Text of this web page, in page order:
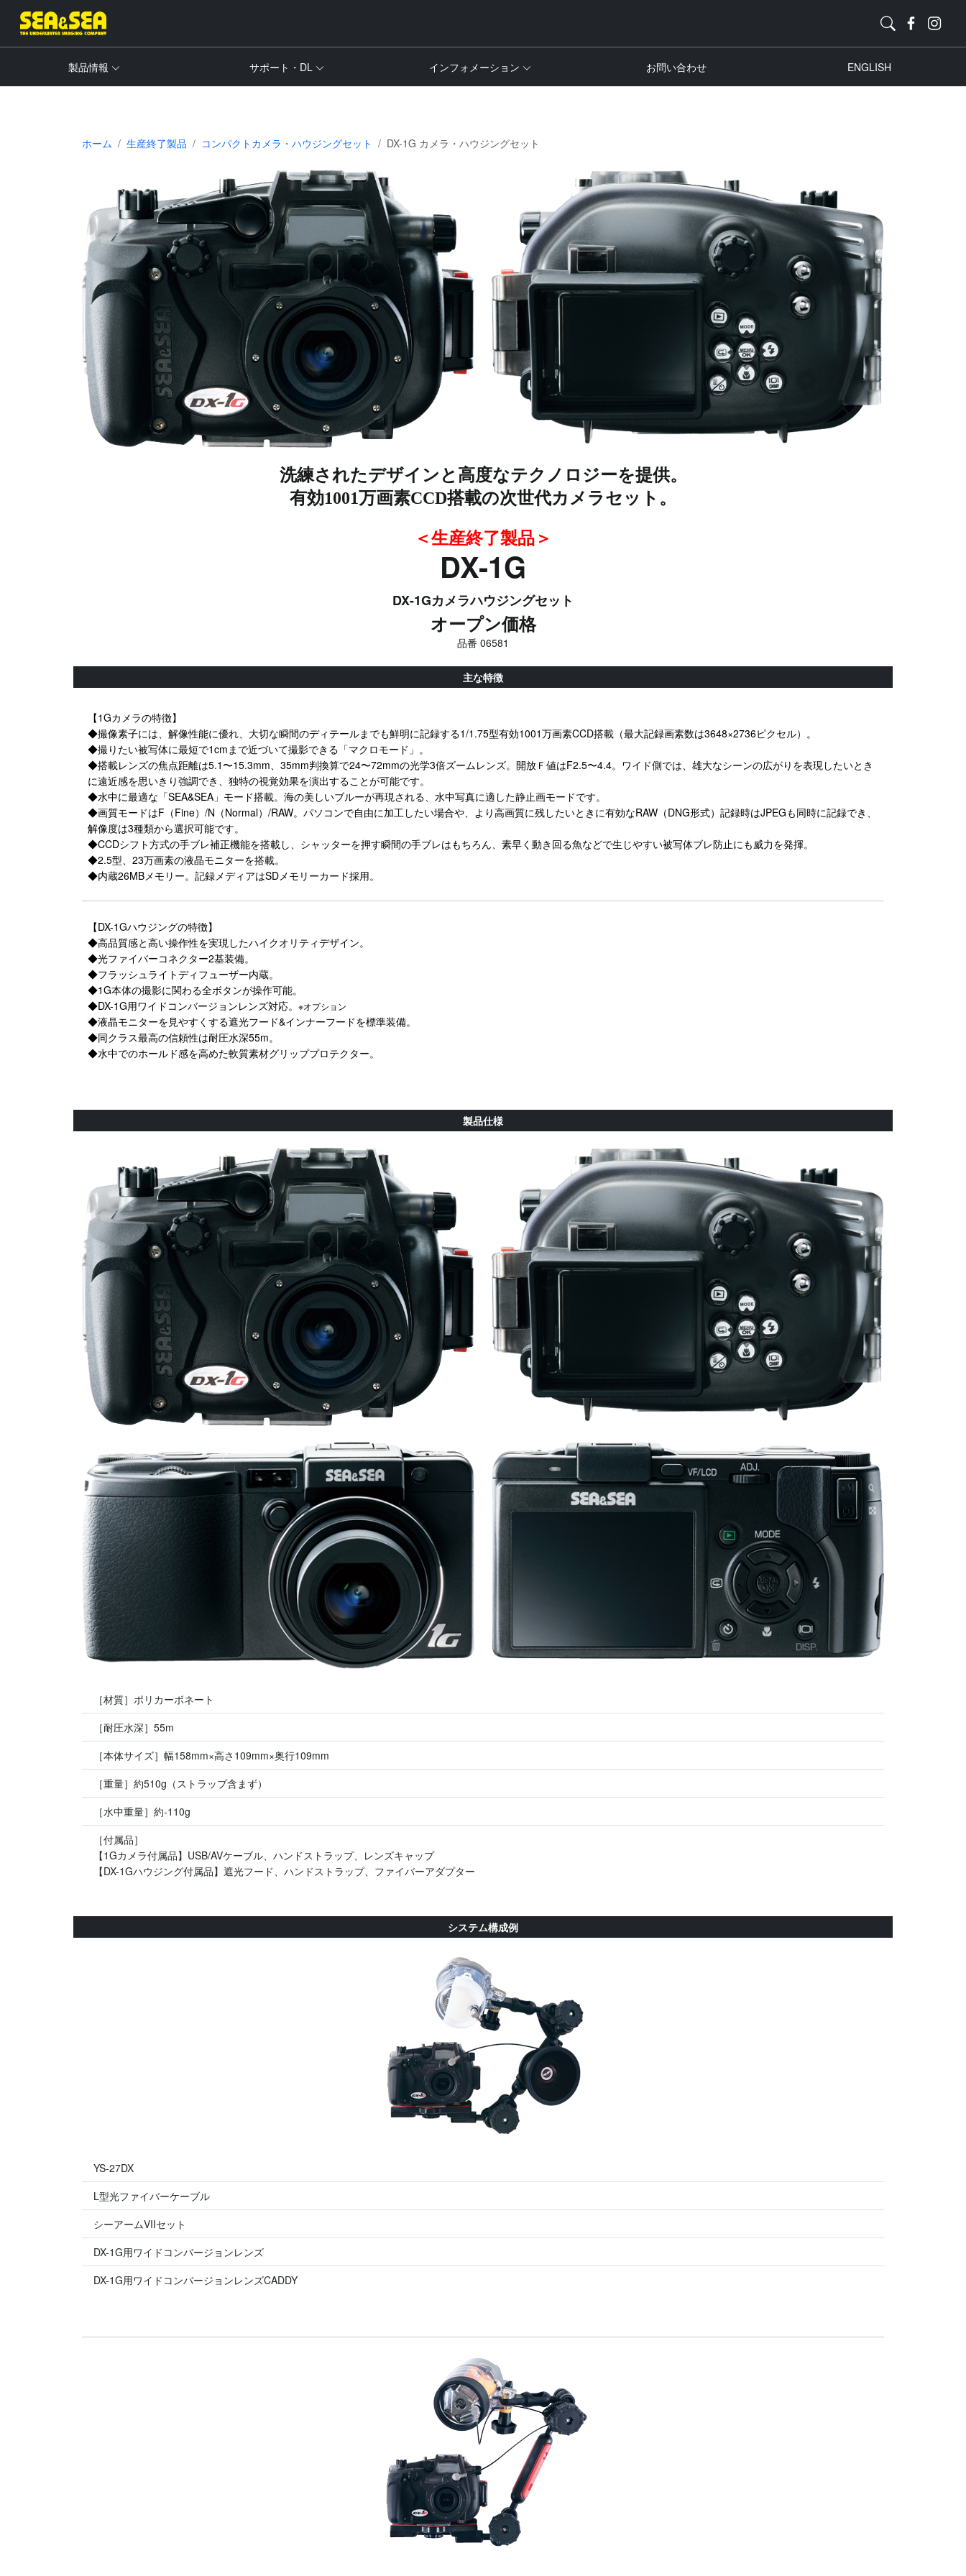
製品情報 サポート・DL インフォメーション お問い合わせ ENGLISH
ホーム 生産終了製品 コンパクトカメラ・ハウジングセット DX-1G カメラ・ハウジングセット
洗練されたデザインと高度なテクノロジーを提供。
有効1001万画素CCD搭載の次世代カメラセット。
＜生産終了製品＞
DX-1G
DX-1Gカメラハウジングセット
オープン価格
品番 06581
主な特徴
【1Gカメラの特徴】
◆撮像素子には、解像性能に優れ、大切な瞬間のディテールまでも鮮明に記録する1/1.75型有効1001万画素CCD搭載（最大記録画素数は3648×2736ピクセル）。
◆撮りたい被写体に最短で1cmまで近づいて撮影できる「マクロモード」。
◆搭載レンズの焦点距離は5.1〜15.3mm、35mm判換算で24〜72mmの光学3倍ズームレンズ。開放Ｆ値はF2.5〜4.4。ワイド側では、雄大なシーンの広がりを表現したいとき
に遠近感を思いきり強調でき、独特の視覚効果を演出することが可能です。
◆水中に最適な「SEA&SEA」モード搭載。海の美しいブルーが再現される、水中写真に適した静止画モードです。
◆画質モードはF（Fine）/N（Normal）/RAW。パソコンで自由に加工したい場合や、より高画質に残したいときに有効なRAW（DNG形式）記録時はJPEGも同時に記録でき、
解像度は3種類から選択可能です。
◆CCDシフト方式の手ブレ補正機能を搭載し、シャッターを押す瞬間の手ブレはもちろん、素早く動き回る魚などで生じやすい被写体ブレ防止にも威力を発揮。
◆2.5型、23万画素の液晶モニターを搭載。
◆内蔵26MBメモリー。記録メディアはSDメモリーカード採用。
【DX-1Gハウジングの特徴】
◆高品質感と高い操作性を実現したハイクオリティデザイン。
◆光ファイバーコネクター2基装備。
◆フラッシュライトディフューザー内蔵。
◆1G本体の撮影に関わる全ボタンが操作可能。
◆DX-1G用ワイドコンバージョンレンズ対応。 ※オプション
◆液晶モニターを見やすくする遮光フード&インナーフードを標準装備。
◆同クラス最高の信頼性は耐圧水深55m。
◆水中でのホールド感を高めた軟質素材グリッププロテクター。
製品仕様
［材質］ポリカーボネート
［耐圧水深］55m
［本体サイズ］幅158mm×高さ109mm×奥行109mm
［重量］約510g（ストラップ含まず）
［水中重量］約-110g
［付属品］
【1Gカメラ付属品】USB/AVケーブル、ハンドストラップ、レンズキャップ
【DX-1Gハウジング付属品】遮光フード、ハンドストラップ、ファイバーアダプター
システム構成例
YS-27DX
L型光ファイバーケーブル
シーアームVIIセット
DX-1G用ワイドコンバージョンレンズ
DX-1G用ワイドコンバージョンレンズCADDY